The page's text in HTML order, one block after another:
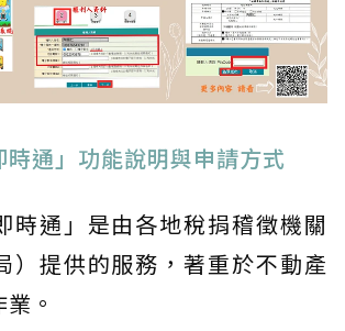
時通」功能說明與申請方式
時通」是由各地稅捐稽徵機關
）提供的服務，著重於不動產
。